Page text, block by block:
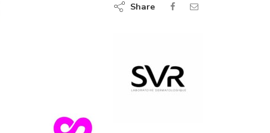
Share